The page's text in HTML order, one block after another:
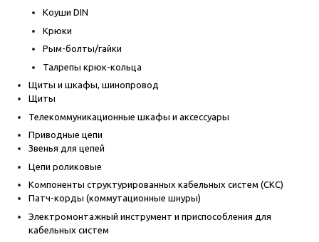
Коуши DIN
Крюки
Рым-болты/гайки
Талрепы крюк-кольца
Щиты и шкафы, шинопровод
Щиты
Телекоммуникационные шкафы и аксессуары
Приводные цепи
Звенья для цепей
Цепи роликовые
Компоненты структурированных кабельных систем (СКС)
Патч-корды (коммутационные шнуры)
Электромонтажный инструмент и приспособления для
кабельных систем